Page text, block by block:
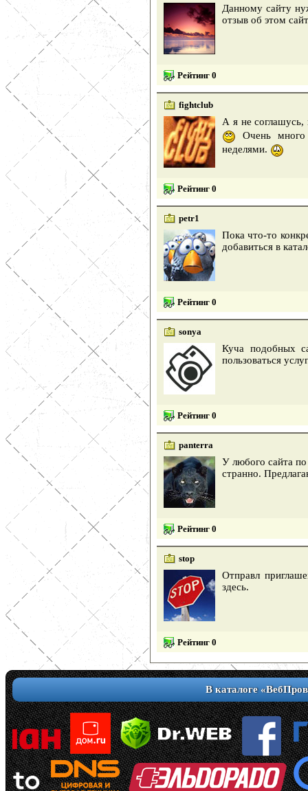
Данному сайту
отзыв об этом
Рейтинг 0
fightclub
А я не
Очень много
неделями.
Рейтинг 0
petr1
Пока что-то
добавиться в
Рейтинг 0
sonya
Куча подобных
пользоваться
Рейтинг 0
panterra
У любого сайта по
странно.
Рейтинг 0
stop
Отправл
здесь.
Рейтинг 0
В каталоге